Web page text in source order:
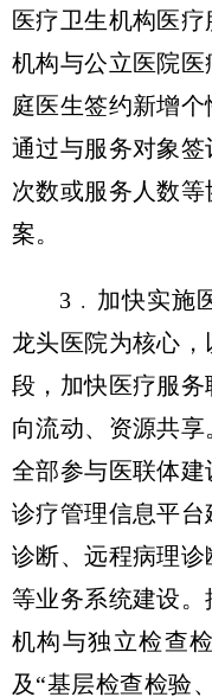
医疗卫生机构医
机构与公立医院
庭医生签约新增
通过与服务对象
次数或服务人数
案。
3﹒加快实施
龙头医院为核心
段，加快医疗服
向流动、资源共
全部参与医联体
诊疗管理信息平
诊断、远程病理诊
等业务系统建设
机构与独立检查
及“基层检查检验